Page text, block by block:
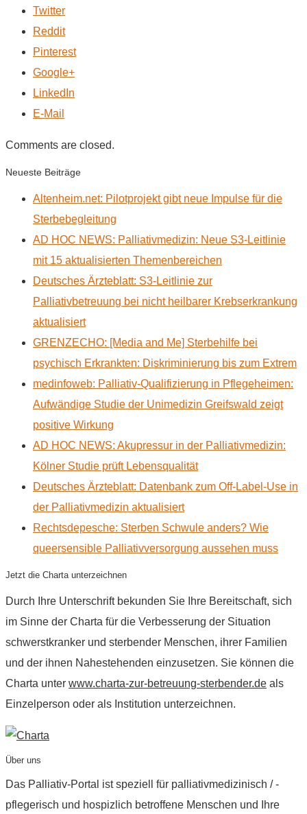
Twitter
Reddit
Pinterest
Google+
LinkedIn
E-Mail
Comments are closed.
Neueste Beiträge
Altenheim.net: Pilotprojekt gibt neue Impulse für die
Sterbebegleitung
AD HOC NEWS: Palliativmedizin: Neue S3-Leitlinie
mit 15 aktualisierten Themenbereichen
Deutsches Ärzteblatt: S3-Leitlinie zur
Palliativbetreuung bei nicht heilbarer Krebserkrankung
aktualisiert
GRENZECHO: [Media and Me] Sterbehilfe bei
psychisch Erkrankten: Diskriminierung bis zum Extrem
medinfoweb: Palliativ-Qualifizierung in Pflegeheimen:
Aufwändige Studie der Unimedizin Greifswald zeigt
positive Wirkung
AD HOC NEWS: Akupressur in der Palliativmedizin:
Kölner Studie prüft Lebensqualität
Deutsches Ärzteblatt: Datenbank zum Off-Label-Use in
der Palliativmedizin aktualisiert
Rechtsdepesche: Sterben Schwule anders? Wie
queersensible Palliativversorgung aussehen muss
Jetzt die Charta unterzeichnen
Durch Ihre Unterschrift bekunden Sie Ihre Bereitschaft, sich
im Sinne der Charta für die Verbesserung der Situation
schwerstkranker und sterbender Menschen, ihrer Familien
und der ihnen Nahestehenden einzusetzen. Sie können die
Charta unter www.charta-zur-betreuung-sterbender.de als
Einzelperson oder als Institution unterzeichnen.
Über uns
Das Palliativ-Portal ist speziell für palliativmedizinisch / -
pflegerisch und hospizlich betroffene Menschen und Ihre